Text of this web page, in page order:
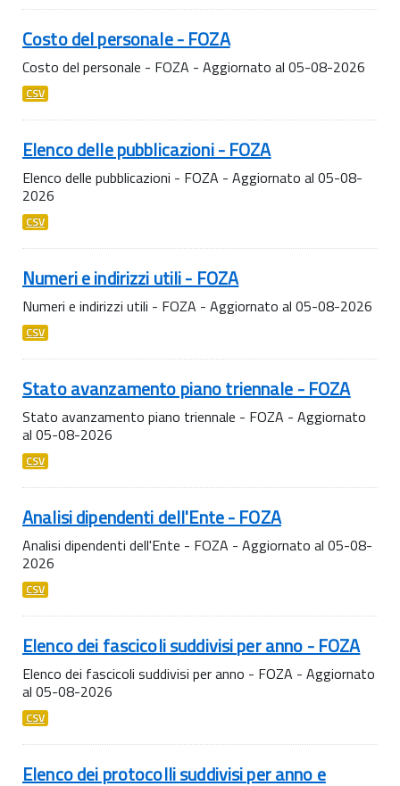
Costo del personale - FOZA
Costo del personale - FOZA - Aggiornato al 05-08-2026
CSV
Elenco delle pubblicazioni - FOZA
Elenco delle pubblicazioni - FOZA - Aggiornato al 05-08-
2026
CSV
Numeri e indirizzi utili - FOZA
Numeri e indirizzi utili - FOZA - Aggiornato al 05-08-2026
CSV
Stato avanzamento piano triennale - FOZA
Stato avanzamento piano triennale - FOZA - Aggiornato
al 05-08-2026
CSV
Analisi dipendenti dell'Ente - FOZA
Analisi dipendenti dell'Ente - FOZA - Aggiornato al 05-08-
2026
CSV
Elenco dei fascicoli suddivisi per anno - FOZA
Elenco dei fascicoli suddivisi per anno - FOZA - Aggiornato
al 05-08-2026
CSV
Elenco dei protocolli suddivisi per anno e